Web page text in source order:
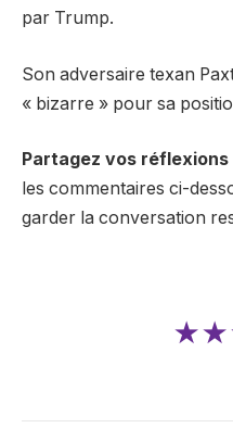
par Trump.
Son adversaire texan
« bizarre » pour sa
Partagez vos réflexions
les commentaires ci-
garder la conversation